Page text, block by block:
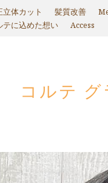
立体カット 髪質改善
テに込めた想い Access
コルテ グ